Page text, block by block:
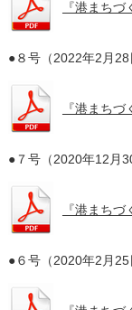
『港まちづ
●８号（2022年2月28
『港まちづ
●７号（2020年12月
『港まちづ
●６号（2020年2月25